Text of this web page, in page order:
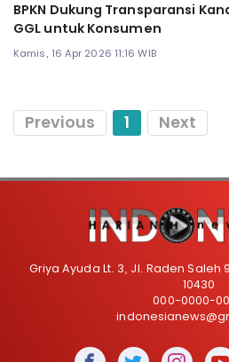
BPKN Dukung Transparansi
GGL untuk Konsumen
Kamis, 16 Apr 2026 11:16 WIB
Previous 1 Next
Griya Ayuda Lt. 3, Jl. Raden Saleh
10430
000-0000-